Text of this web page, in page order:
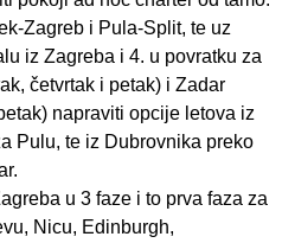
Zagreb i Pula-Split, te uz
iz Zagreba i 4. u povratku za
četvrtak i petak) i Zadar
napraviti opcije letova iz
Pulu, te iz Dubrovnika preko
u 3 faze i to prva faza za
Nicu, Edinburgh,